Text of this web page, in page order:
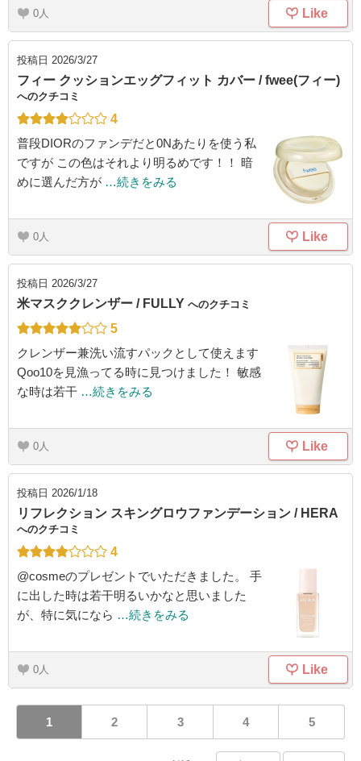
0 Like
投稿日 2026/3/27
フィー クッションエッグフィット カバー / fwee(フィー)
へのクチコミ
4
普段DIORのファンデだと0Nあたりを使う私
ですが この色はそれより明るめです！！ 暗
めに選んだ方が …続きをみる
0 Like
投稿日 2026/3/27
米マスククレンザー / FULLY へのクチコミ
5
クレンザー兼洗い流すパックとして使えます
Qoo10を見漁ってる時に見つけました！ 敏感
な時は若干 …続きをみる
0 Like
投稿日 2026/1/18
リフレクション スキングロウファンデーション / HERA
へのクチコミ
4
@cosmeのプレゼントでいただきました。 手
に出した時は若干明るいかなと思いました
が、特に気になら …続きをみる
0 Like
1 2 3 4 5